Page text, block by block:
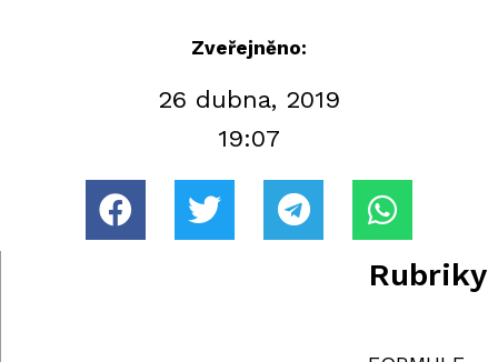
Zveřejněno:
26 dubna, 2019
19:07
Rubriky